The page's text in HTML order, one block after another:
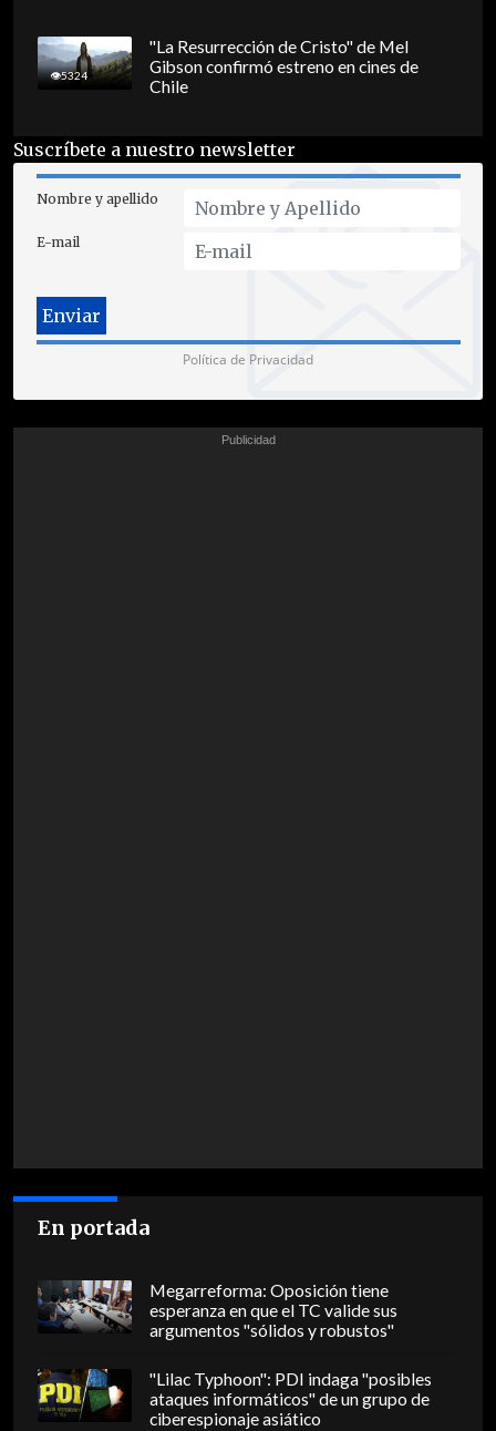
5324
"La Resurrección de Cristo" de Mel
Gibson confirmó estreno en cines de
Chile
Suscríbete a nuestro newsletter
Nombre y apellido
E-mail
Política de Privacidad
En portada
Megarreforma: Oposición tiene
esperanza en que el TC valide sus
argumentos "sólidos y robustos"
"Lilac Typhoon": PDI indaga "posibles
ataques informáticos" de un grupo de
ciberespionaje asiático